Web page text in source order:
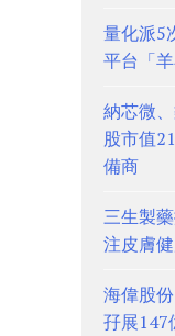
量化派5
平台「
納芯微
股市值
備商
三生製
注皮膚
海偉股
孖展